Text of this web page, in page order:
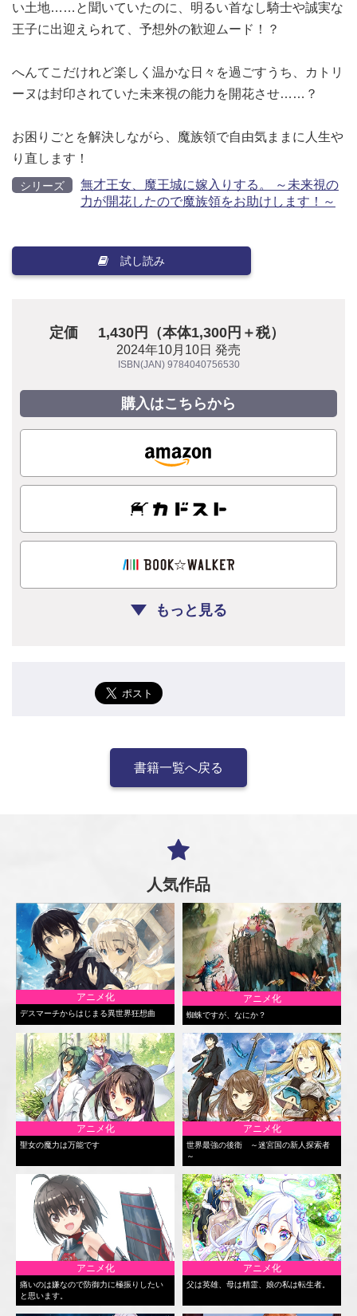
い土地……と聞いていたのに、明るい首なし騎士や誠実な
王子に出迎えられて、予想外の歓迎ムード！？
へんてこだけれど楽しく温かな日々を過ごすうち、カトリ
ーヌは封印されていた未来視の能力を開花させ……？
お困りごとを解決しながら、魔族領で自由気ままに人生や
り直します！
シリーズ
無才王女、魔王城に嫁入りする。 ～未来視の
力が開花したので魔族領をお助けします！～
試し読み
定価 1,430円（本体1,300円＋税）
2024年10月10日 発売
ISBN(JAN) 9784040756530
購入はこちらから
もっと見る
書籍一覧へ戻る
人気作品
アニメ化
デスマーチからはじまる異世界狂想曲
アニメ化
蜘蛛ですが、なにか？
アニメ化
聖女の魔力は万能です
アニメ化
世界最強の後衛 ～迷宮国の新人探索者
～
アニメ化
痛いのは嫌なので防御力に極振りしたい
と思います。
アニメ化
父は英雄、母は精霊、娘の私は転生者。